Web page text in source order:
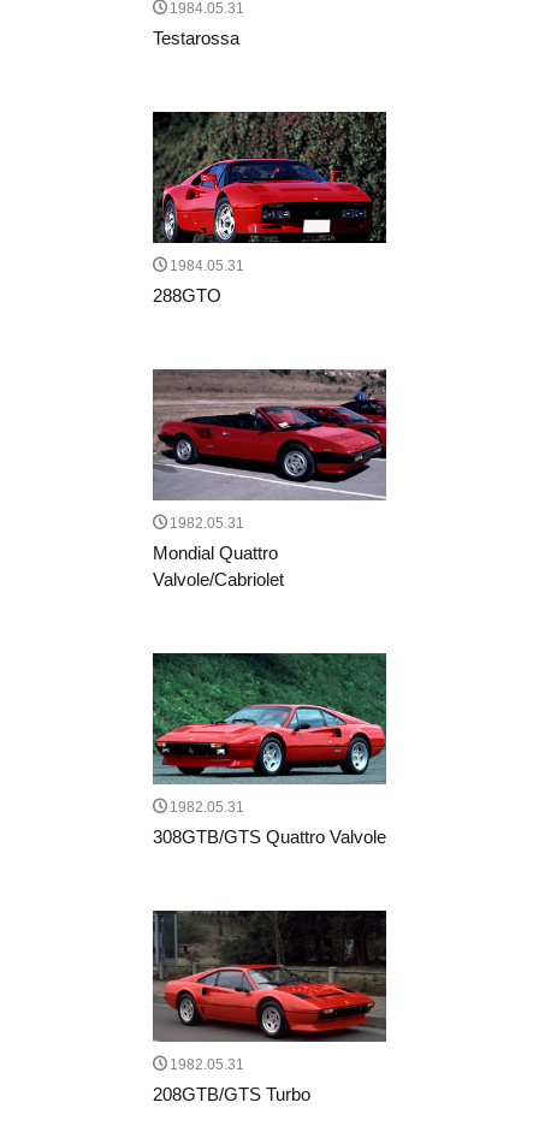
1984.05.31
Testarossa
1984.05.31
288GTO
1982.05.31
Mondial Quattro
Valvole/Cabriolet
1982.05.31
308GTB/GTS Quattro Valvole
1982.05.31
208GTB/GTS Turbo